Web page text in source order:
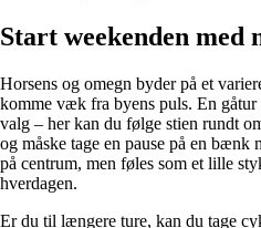
Start weekenden
Horsens og omegn byder på et
komme væk fra byens puls. En gåtur
valg – her kan du følge stien rundt
og måske tage en pause på en
på centrum, men føles som et lille
hverdagen.
Er du til længere ture, kan du tage